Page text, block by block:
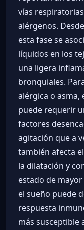
vías
alérgenos.
esta fase se
líquidos en los
una ligera
bronquiales.
alérgica o asma,
puede requerir
factores
agitación que a
también afecta
la dilatación y
estado de
el sueño puede
respuesta
más susceptible